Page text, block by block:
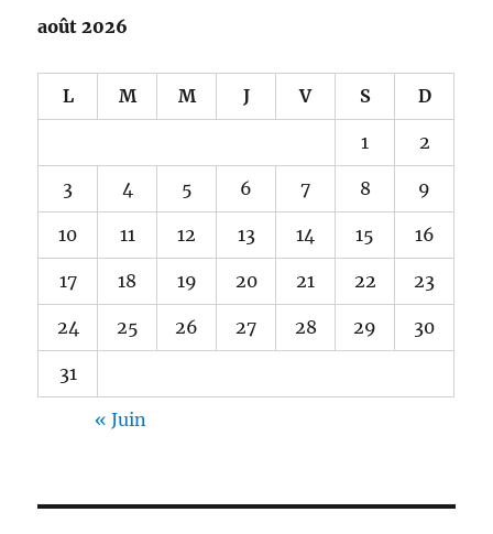
août 2026
L M M J V S D
1 2
3 4 5 6 7 8 9
10 11 12 13 14 15 16
17 18 19 20 21 22 23
24 25 26 27 28 29 30
31
« Juin